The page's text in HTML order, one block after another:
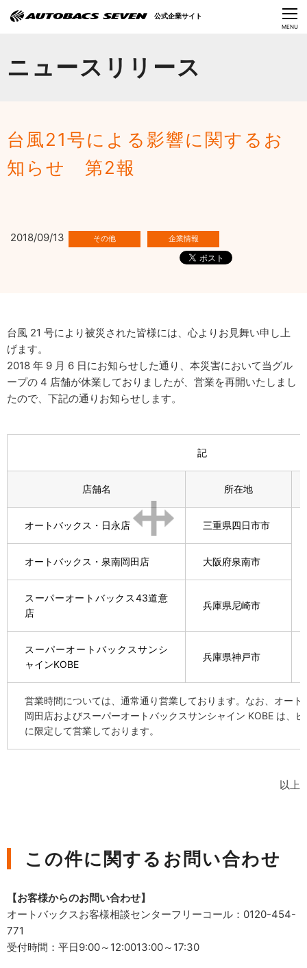
CLOSE
MENU
ニュースリリース
台風21号による影響に関するお
知らせ 第2報
2018/09/13
台風 21 号により被災された皆様には、心よりお見舞い申し上
げます。
2018 年 9 月 6 日にお知らせした通り、本災害において当グル
ープの 4 店舗が休業しておりましたが、営業を再開いたしまし
たので、下記の通りお知らせします。
記
店舗名 所在地
オートバックス・日永店 三重県四日市市
オートバックス・泉南岡田店 大阪府泉南市
スーパーオートバックス43道意
店
兵庫県尼崎市
スーパーオートバックスサンシ
ャインKOBE
兵庫県神戸市
営業時間については、通常通り営業しております。なお、オート
岡田店およびスーパーオートバックスサンシャイン KOBE は、
に限定して営業しております。
以上
この件に関するお問い合わせ
【お客様からのお問い合わせ】
オートバックスお客様相談センターフリーコール：0120-454-
771
受付時間：平日9:00～12:0013:00～17:30
公式企業サイト
サステナビリティ
Language